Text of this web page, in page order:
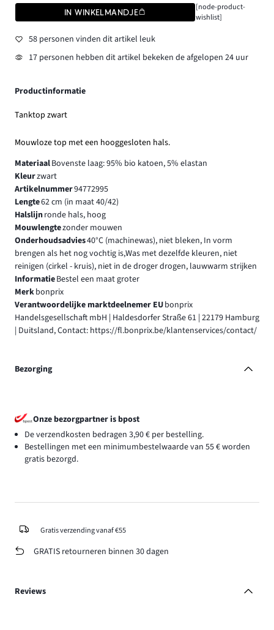
IN WINKELMANDJE
[node-product-
wishlist]
58 personen vinden dit artikel leuk
17 personen hebben dit artikel bekeken de afgelopen 24 uur
Productinformatie
Tanktop zwart
Mouwloze top met een hooggesloten hals.
MateriaalBovenste laag: 95% bio katoen, 5% elastan
Kleurzwart
Artikelnummer94772995
Lengte62 cm (in maat 40/42)
Halslijnronde hals, hoog
Mouwlengtezonder mouwen
Onderhoudsadvies40°C (machinewas), niet bleken, In vorm
brengen als het nog vochtig is,Was met dezelfde kleuren, niet
reinigen (cirkel - kruis), niet in de droger drogen, lauwwarm strijken
InformatieBestel een maat groter
Merkbonprix
Verantwoordelijke marktdeelnemer EUbonprix
Handelsgesellschaft mbH | Haldesdorfer Straße 61 | 22179 Hamburg
| Duitsland, Contact: https://fl.bonprix.be/klantenservices/contact/
Bezorging
Onze bezorgpartner is bpost
De verzendkosten bedragen 3,90 € per bestelling.
Bestellingen met een minimumbestelwaarde van 55 € worden
gratis bezorgd.
Gratis verzending vanaf €55
GRATIS retourneren binnen 30 dagen
Reviews